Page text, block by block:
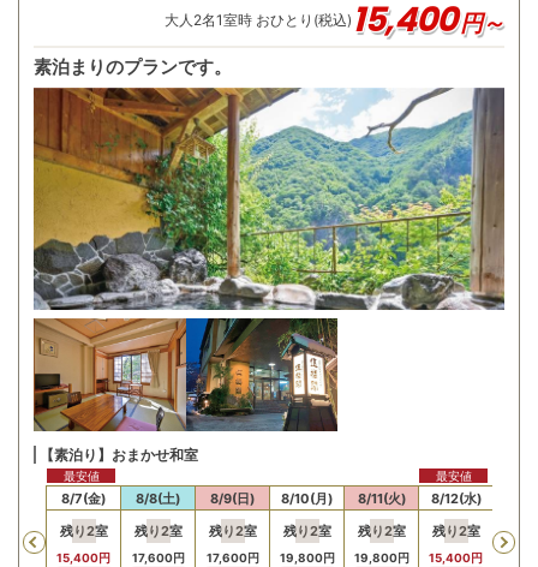
大人 2名1室時 おひとり(税込) 15,400円～
素泊まりのプランです。
【素泊り】おまかせ和室
Previous
8/7(金)
残り2室
15,400円
最安値
8/8(土)
残り2室
17,600円
8/9(日)
残り2室
17,600円
8/10(月)
残り2室
19,800円
8/11(火)
残り2室
19,800円
8/12(水)
残り2室
15,400円
最安値
残り